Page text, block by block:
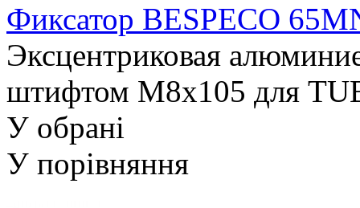
Фиксатор BESPECO
Эксцентриковая
штифтом M8x105 для
У обрані
У порівняння